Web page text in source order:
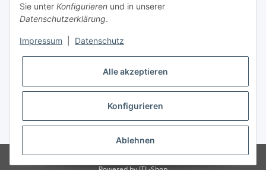
Gesetzliche Informationen
* Alle Preise inkl. gesetzlicher USt., zzgl.Versand
© Machinex GmbH
Sie unter Konfigurieren und in unserer
Datenschutzerklärung.
Impressum Datenschutz
Alle akzeptieren
Konfigurieren
Ablehnen